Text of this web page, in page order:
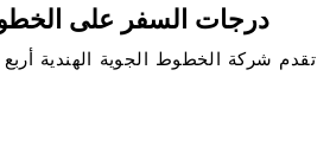
درجات السفر على
تقدم شركة الخطوط الجوية الهندية